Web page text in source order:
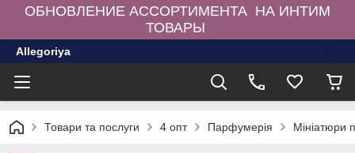
ОБНОВЛЕНИЕ АССОРТИМЕНТА НА ИНТИМ
ТОВАРЫ
Allegoriya
Товари та послуги 4 опт Парфумерія Мініатюри